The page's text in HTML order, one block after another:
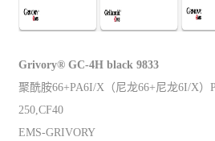
Grivory® GC-4H black 9833
聚酰胺66+PA6I/X（尼龙66+尼龙6I/X）
250,CF40
EMS-GRIVORY